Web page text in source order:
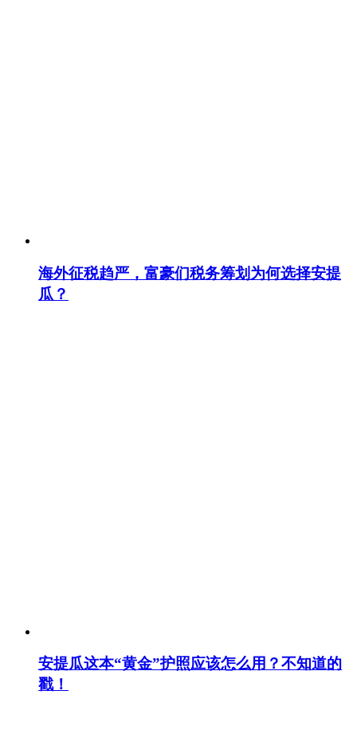
海外征税趋严，富豪们税务筹划为何选择安提
瓜？
安提瓜这本“黄金”护照应该怎么用？不知道的
戳！